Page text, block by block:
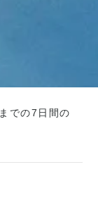
での7日間の